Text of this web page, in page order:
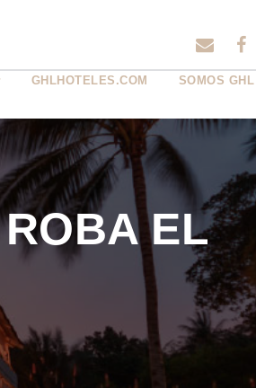
GHLHOTELES.COM SOMOS GHL
EL